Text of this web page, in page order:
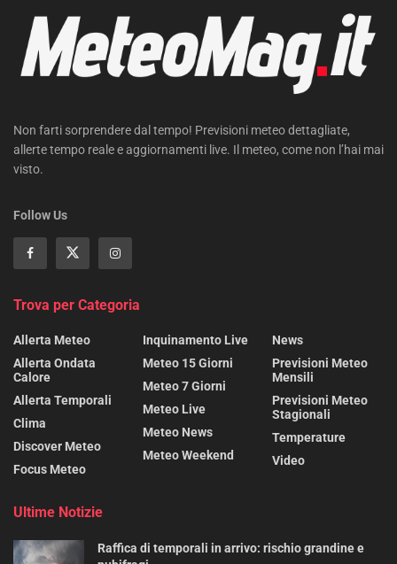
Non farti sorprendere dal tempo! Previsioni meteo dettagliate,
allerte tempo reale e aggiornamenti live. Il meteo, come non l’hai mai
visto.
Follow Us
Trova per Categoria
Allerta Meteo
Allerta Ondata
Calore
Allerta Temporali
Clima
Discover Meteo
Focus Meteo
Inquinamento Live
Meteo 15 Giorni
Meteo 7 Giorni
Meteo Live
Meteo News
Meteo Weekend
News
Previsioni Meteo
Mensili
Previsioni Meteo
Stagionali
Temperature
Video
Ultime Notizie
Raffica di temporali in arrivo: rischio grandine e